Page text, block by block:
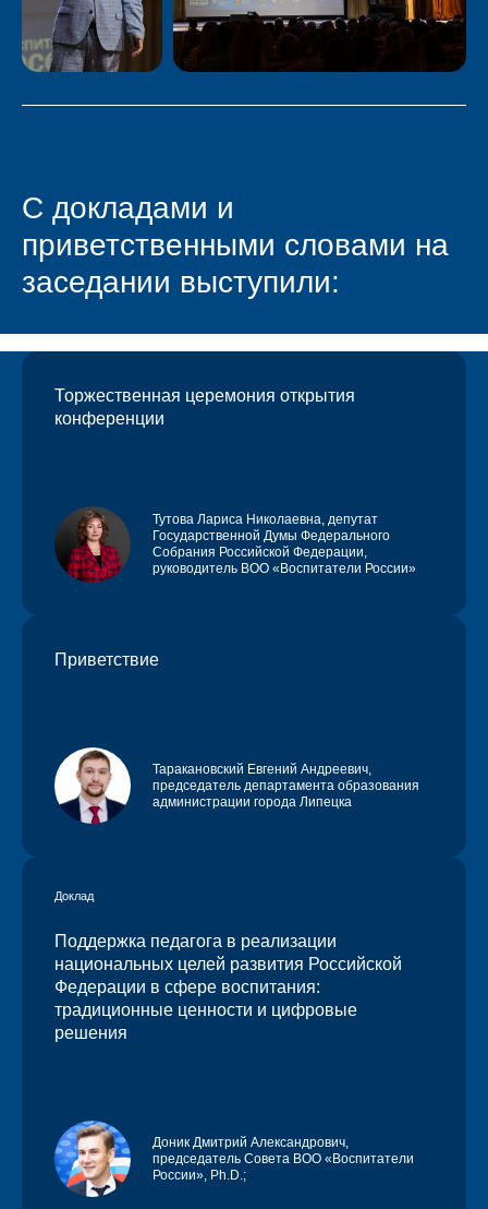
С докладами и
приветственными словами на
заседании выступили:
Торжественная церемония открытия
конференции
Тутова Лариса Николаевна, депутат
Государственной Думы Федерального
Собрания Российской Федерации,
руководитель ВОО «Воспитатели России»
Приветствие
Таракановский Евгений Андреевич,
председатель департамента образования
администрации города Липецка
Доклад
Поддержка педагога в реализации
национальных целей развития Российской
Федерации в сфере воспитания:
традиционные ценности и цифровые
решения
Доник Дмитрий Александрович,
председатель Совета ВОО «Воспитатели
России», Ph.D.;